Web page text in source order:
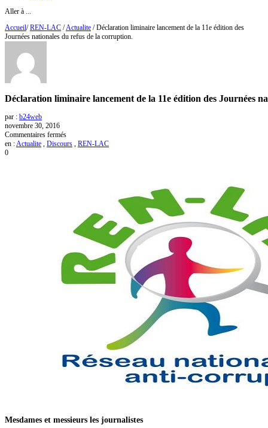
Aller à ...
Accueil/ REN-LAC /Actualite / Déclaration liminaire lancement de la 11e édition des
Journées nationales du refus de la corruption.
Déclaration liminaire lancement de la 11e édition des Journées
par : b24web
novembre 30, 2016
Commentaires fermés
Déclaration
Journées
nationales
du
de
corruption.
en : Actualite Discours
REN-LAC
0
Mesdames et messieurs les journalistes